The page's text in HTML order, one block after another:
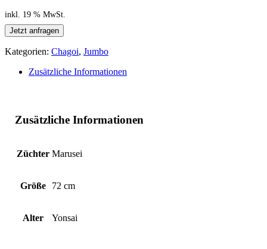
inkl. 19 % MwSt.
Jetzt anfragen
Kategorien: Chagoi, Jumbo
Zusätzliche Informationen
Zusätzliche Informationen
Züchter Marusei
Größe 72 cm
Alter Yonsai